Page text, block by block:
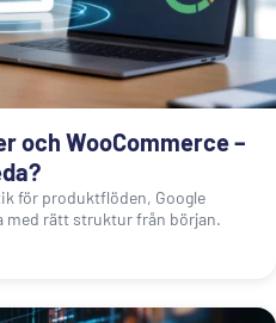
och WooCommerce –
för produktflöden, Google
rätt struktur från början.